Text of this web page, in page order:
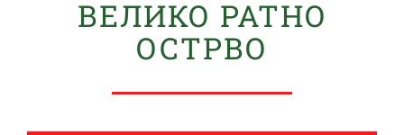
ВЕЛИКО РАТНО
ОСТРВО